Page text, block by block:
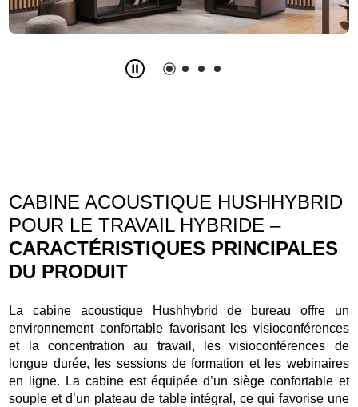
CABINE ACOUSTIQUE HUSHHYBRID
POUR LE TRAVAIL HYBRIDE –
CARACTÉRISTIQUES PRINCIPALES
DU PRODUIT
La cabine acoustique Hushhybrid de bureau offre un
environnement confortable favorisant les visioconférences
et la concentration au travail, les visioconférences de
longue durée, les sessions de formation et les webinaires
en ligne. La cabine est équipée d’un siège confortable et
souple et d’un plateau de table intégral, ce qui favorise une